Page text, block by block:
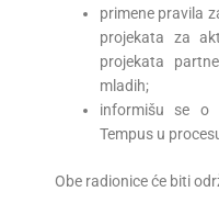
primene pravila
projekata za
projekata
mladih;
informišu se o
Tempus u
Obe radionice će biti